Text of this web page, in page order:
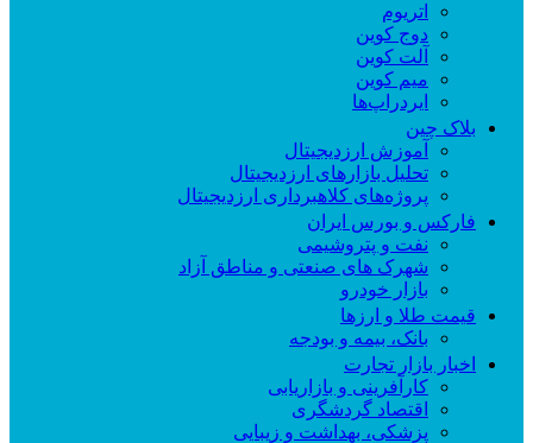
اتریوم
دوج کوین
آلت کوین
میم کوین‌
ایردراپ‌ها
بلاک چین
آموزش ارزدیجیتال
تحلیل بازارهای ارزدیجیتال
پروژه‌های کلاهبرداری ارزدیجیتال
فارکس و بورس ایران
نفت و پتروشیمی
شهرک های صنعتی و مناطق آزاد
بازار خودرو
قیمت طلا و ارزها
بانک، بیمه و بودجه
اخبار بازار تجارت
کارآفرینی و بازاریابی
اقتصاد گردشگری
پزشکی، بهداشت و زیبایی